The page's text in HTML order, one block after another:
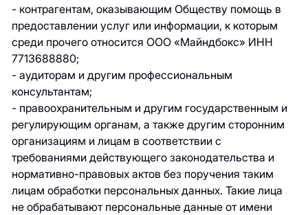
- контрагентам, оказывающим Обществу помощь в
предоставлении услуг или информации, к которым
среди прочего относится ООО «Майндбокс» ИНН
7713688880;
- аудиторам и другим профессиональным
консультантам;
- правоохранительным и другим государственным и
регулирующим органам, а также другим сторонним
организациям и лицам в соответствии с
требованиями действующего законодательства и
нормативно-правовых актов без поручения таким
лицам обработки персональных данных. Такие лица
не обрабатывают персональные данные от имени